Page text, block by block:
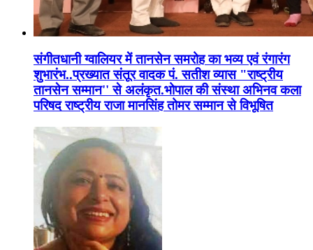
संगीतधानी ग्वालियर में तानसेन समरोह का भव्य एवं रंगारंग
शुभारंभ..प्रख्यात संतूर वादक पं. सतीश व्यास "राष्ट्रीय
तानसेन सम्मान'' से अलंकृत.भोपाल की संस्था अभिनव कला
परिषद राष्ट्रीय राजा मानसिंह तोमर सम्मान से विभूषित